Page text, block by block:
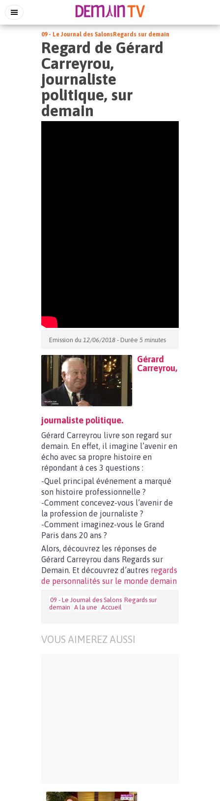
09 - Le Journal des Salons Regards sur demain
Regard de Gérard
Carreyrou,
journaliste
politique, sur
demain
Emission du 12/06/2018 - Durée 5 minutes
Gérard
Carreyrou,
journaliste politique.
Gérard Carreyrou livre son regard sur
demain. En effet, il imagine l’avenir en
écho avec sa propre histoire en
répondant à ces 3 questions :
-Quel principal événement a marqué
son histoire professionnelle ?
-Comment concevez-vous l’avenir de
la profession de journaliste ?
-Comment imaginez-vous le Grand
Paris dans 20 ans ?
Alors, découvrez les réponses de
Gérard Carreyrou dans Regards sur
Demain. Et découvrez d’autres regards
de personnalités sur le monde demain
09 - Le Journal des Salons Regards sur
demain A la une Accueil
VOUS AIMEREZ AUSSI